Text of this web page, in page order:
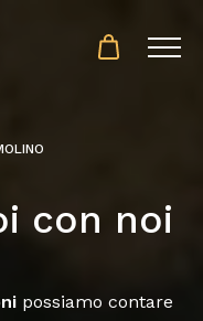
con noi
possiamo contare